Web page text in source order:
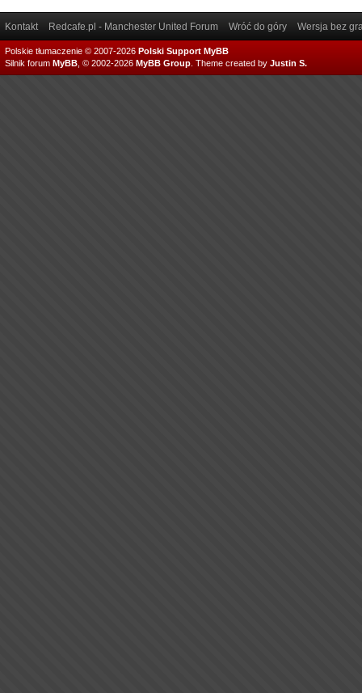
Kontakt Redcafe.pl - Manchester United Forum Wróć do góry Wersja bez
Polskie tłumaczenie © 2007-2026 Polski Support MyBB
Silnik forum MyBB , © 2002-2026 MyBB Group Theme created by Justin S.